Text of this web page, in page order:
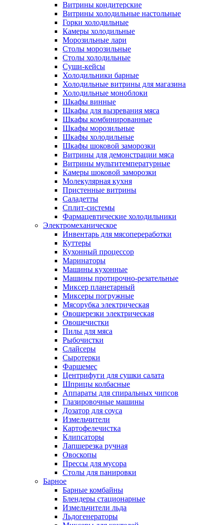
Витрины кондитерские
Витрины холодильные настольные
Горки холодильные
Камеры холодильные
Морозильные лари
Столы морозильные
Столы холодильные
Суши-кейсы
Холодильники барные
Холодильные витрины для магазина
Холодильные моноблоки
Шкафы винные
Шкафы для вызревания мяса
Шкафы комбинированные
Шкафы морозильные
Шкафы холодильные
Шкафы шоковой заморозки
Витрины для демонстрации мяса
Витрины мультитемпературные
Камеры шоковой заморозки
Молекулярная кухня
Пристенные витрины
Саладетты
Сплит-системы
Фармацевтические холодильники
Электромеханическое
Инвентарь для мясопереработки
Куттеры
Кухонный процессор
Маринаторы
Машины кухонные
Машины протирочно-резательные
Миксер планетарный
Миксеры погружные
Мясорубка электрическая
Овощерезки электрическая
Овощечистки
Пилы для мяса
Рыбочистки
Слайсеры
Сыротерки
Фаршемес
Центрифуги для сушки салата
Шприцы колбасные
Аппараты для спиральных чипсов
Глазировочные машины
Дозатор для соуса
Измельчители
Картофелечистка
Клипсаторы
Лапшерезка ручная
Овоскопы
Прессы для мусора
Столы для панировки
Барное
Барные комбайны
Блендеры стационарные
Измельчители льда
Льдогенераторы